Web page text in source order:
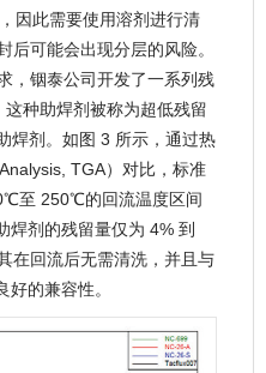
因此需要使用溶剂进行清
后可能会出现分层的风险。
，铟泰公司开发了一系列残
种助焊剂被称为超低残留
焊剂。如图 3 所示，通过热
TGA）对比，标准
至 250℃的回流温度区间
焊剂的残留量仅为 4% 到
在回流后无需清洗，并且与
的兼容性。